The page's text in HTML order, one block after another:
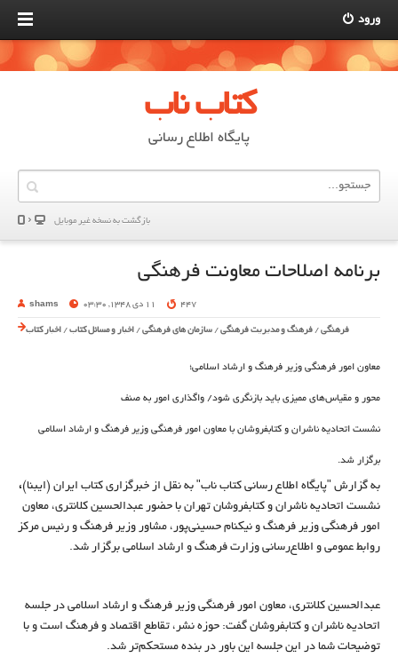
ورود
کتاب ناب
پایگاه اطلاع رسانی
بازگشت به نسخه غير موبایل
برنامه اصلاحات معاونت فرهنگی
shams 11 دی 1348, 03:30 447
فرهنگی / فرهنگ و مدیریت فرهنگی / سازمان های فرهنگی / اخبار و مسائل کتاب / اخبار کتاب
معاون امور فرهنگی وزیر فرهنگ و ارشاد اسلامی؛
محور و مقیاس‌های ممیزی باید بازنگری شود/ واگذاری امور به صنف
نشست اتحادیه ناشران و کتابفروشان با معاون امور فرهنگی وزیر فرهنگ و ارشاد اسلامی
برگزار شد.
به گزارش "پایگاه اطلاع رسانی کتاب ناب" به نقل از خبرگزاری کتاب ایران (ایبنا)،
نشست اتحادیه ناشران و کتابفروشان تهران با حضور عبدالحسین کلانتری، معاون
امور فرهنگی وزیر فرهنگ و نیکنام حسینی‌پور، مشاور وزیر فرهنگ و رئیس مرکز
روابط عمومی و اطلاع‌رسانی وزارت فرهنگ و ارشاد اسلامی برگزار شد.
عبدالحسین کلانتری، معاون امور فرهنگی وزیر فرهنگ و ارشاد اسلامی در جلسه
اتحادیه ناشران و کتابفروشان گفت: حوزه نشر، تقاطع اقتصاد و فرهنگ است و با
توضیحات شما در این جلسه این باور در بنده مستحکم‌تر شد.